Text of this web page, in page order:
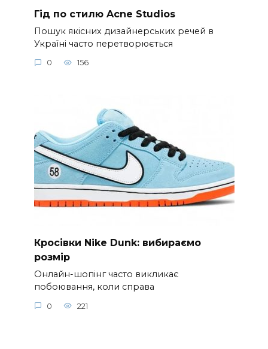
Гід по стилю Acne Studios
Пошук якісних дизайнерських речей в
Україні часто перетворюється
0 156
Кросівки Nike Dunk: вибираємо
розмір
Онлайн-шопінг часто викликає
побоювання, коли справа
0 221